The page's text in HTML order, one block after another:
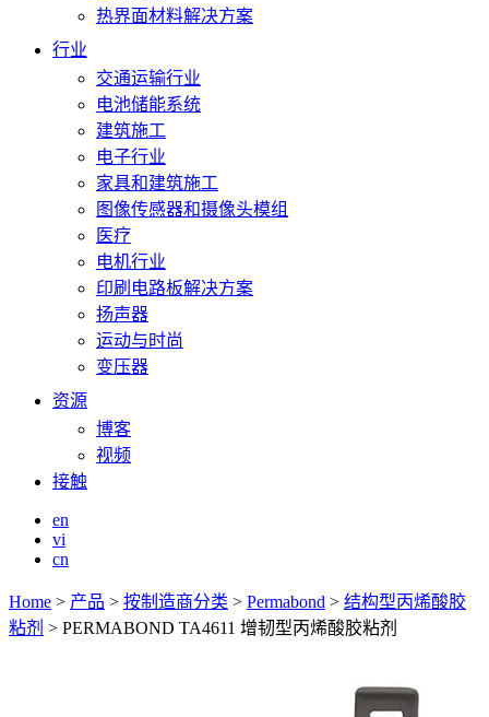
热界面材料解决方案
行业
交通运输行业
电池储能系统
建筑施工
电子行业
家具和建筑施工
图像传感器和摄像头模组
医疗
电机行业
印刷电路板解决方案
扬声器
运动与时尚
变压器
资源
博客
视频
接触
en
vi
cn
Home > 产品 > 按制造商分类 > Permabond > 结构型丙烯酸胶
粘剂 > PERMABOND TA4611 增韧型丙烯酸胶粘剂